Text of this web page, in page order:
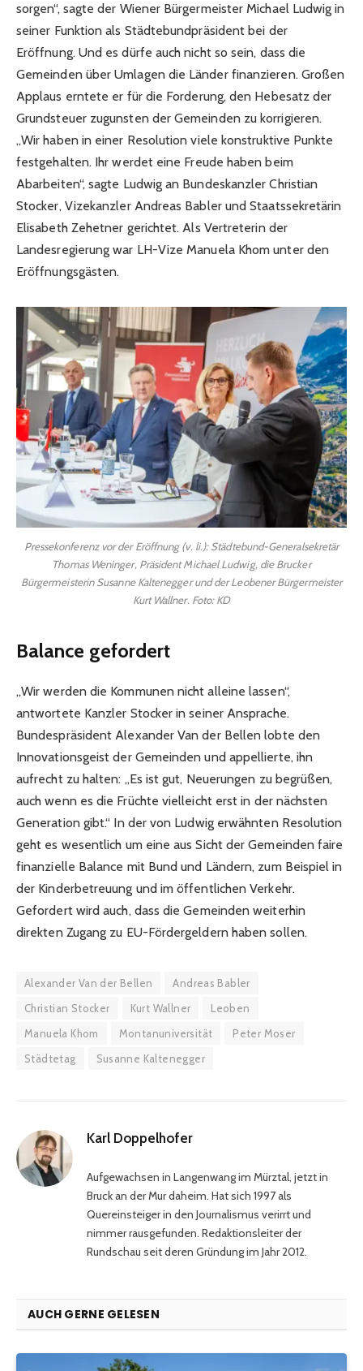
sorgen“, sagte der Wiener Bürgermeister Michael Ludwig in
seiner Funktion als Städtebundpräsident bei der
Eröffnung. Und es dürfe auch nicht so sein, dass die
Gemeinden über Umlagen die Länder finanzieren. Großen
Applaus erntete er für die Forderung, den Hebesatz der
Grundsteuer zugunsten der Gemeinden zu korrigieren.
„Wir haben in einer Resolution viele konstruktive Punkte
festgehalten. Ihr werdet eine Freude haben beim
Abarbeiten“, sagte Ludwig an Bundeskanzler Christian
Stocker, Vizekanzler Andreas Babler und Staatssekretärin
Elisabeth Zehetner gerichtet. Als Vertreterin der
Landesregierung war LH-Vize Manuela Khom unter den
Eröffnungsgästen.
Pressekonferenz vor der Eröffnung (v. li.): Städtebund-Generalsekretär
Thomas Weninger, Präsident Michael Ludwig, die Brucker
Bürgermeisterin Susanne Kaltenegger und der Leobener Bürgermeister
Kurt Wallner. Foto: KD
Balance gefordert
„Wir werden die Kommunen nicht alleine lassen“,
antwortete Kanzler Stocker in seiner Ansprache.
Bundespräsident Alexander Van der Bellen lobte den
Innovationsgeist der Gemeinden und appellierte, ihn
aufrecht zu halten: „Es ist gut, Neuerungen zu begrüßen,
auch wenn es die Früchte vielleicht erst in der nächsten
Generation gibt.“ In der von Ludwig erwähnten Resolution
geht es wesentlich um eine aus Sicht der Gemeinden faire
finanzielle Balance mit Bund und Ländern, zum Beispiel in
der Kinderbetreuung und im öffentlichen Verkehr.
Gefordert wird auch, dass die Gemeinden weiterhin
direkten Zugang zu EU-Fördergeldern haben sollen.
Alexander Van der Bellen
Andreas Babler
Christian Stocker
Kurt Wallner
Leoben
Manuela Khom
Montanuniversität
Peter Moser
Städtetag
Susanne Kaltenegger
Karl Doppelhofer
Aufgewachsen in Langenwang im Mürztal, jetzt in
Bruck an der Mur daheim. Hat sich 1997 als
Quereinsteiger in den Journalismus verirrt und
nimmer rausgefunden. Redaktionsleiter der
Rundschau seit deren Gründung im Jahr 2012.
AUCH GERNE GELESEN